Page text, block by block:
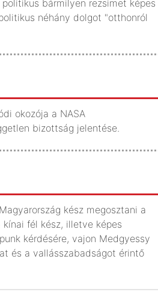
bármilyen rezsimet képes
néhány dolgot "otthonról
okozója a NASA
bizottság jelentése.
kész megosztani a
fél kész, illetve képes
kérdésére, vajon Medgyessy
és a vallásszabadságot érintő